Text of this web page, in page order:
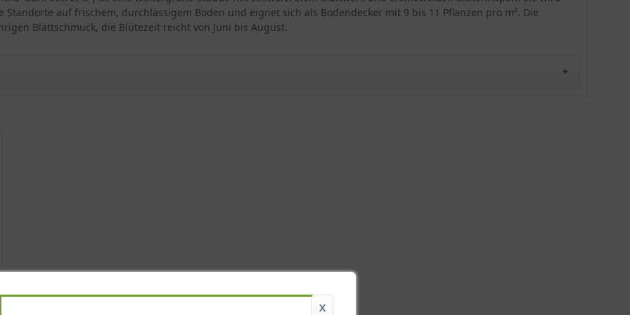
auf frischem, durchlässigem Boden und eignet sich als Bodendecker mit 9 bis 11 Pflanzen pro m². Die
Blattschmuck, die Blütezeit reicht von Juni bis August.
'Dark Secret ®'
®'
X